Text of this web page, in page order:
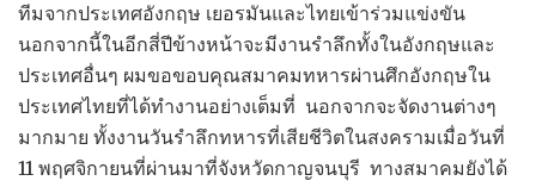
ทีมจากประเทศอังกฤษ เยอรมันและไทยเข้าร่วมแข่งขัน
นอกจากนี้ในอีกสี่ปีข้างหน้าจะมีงานรำลึกทั้งในอังกฤษและ
ประเทศอื่นๆ ผมขอขอบคุณสมาคมทหารผ่านศึกอังกฤษใน
ประเทศไทยที่ได้ทำงานอย่างเต็มที่ นอกจากจะจัดงานต่างๆ
มากมาย ทั้งงานวันรำลึกทหารที่เสียชีวิตในสงครามเมื่อวันที่
11 พฤศจิกายนที่ผ่านมาที่จังหวัดกาญจนบุรี ทางสมาคมยังได้